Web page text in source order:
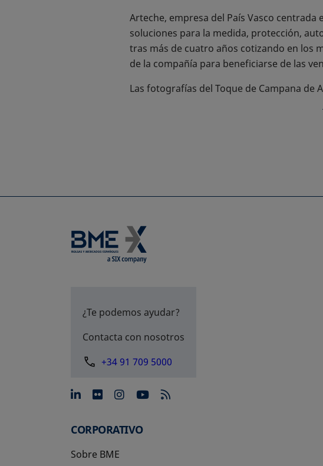
Arteche, empresa del País Vasco
soluciones para la medida, protección,
tras más de cuatro años cotizando en los
de la compañía para beneficiarse de las
Las fotografías del Toque de Campana de
¿Te podemos ayudar?
Contacta con nosotros
+34 91 709 5000
se abre en una pestaña nueva
se abre en una pestaña nueva
se abre en una pestaña nueva
se abre en una pestaña
CORPORATIVO
Sobre BME